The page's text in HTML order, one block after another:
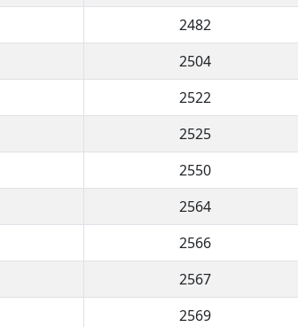
2482
2504
2522
2525
2550
2564
2566
2567
2569